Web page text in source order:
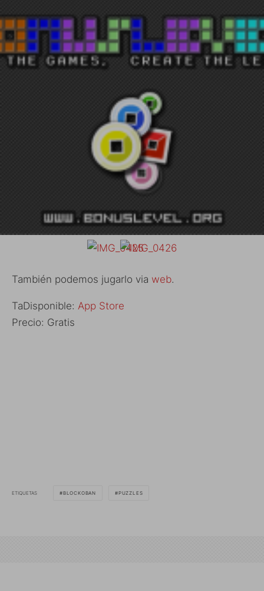
También podemos jugarlo via web.
TaDisponible: App Store
Precio: Gratis
ETIQUETAS BLOCKOBAN PUZZLES